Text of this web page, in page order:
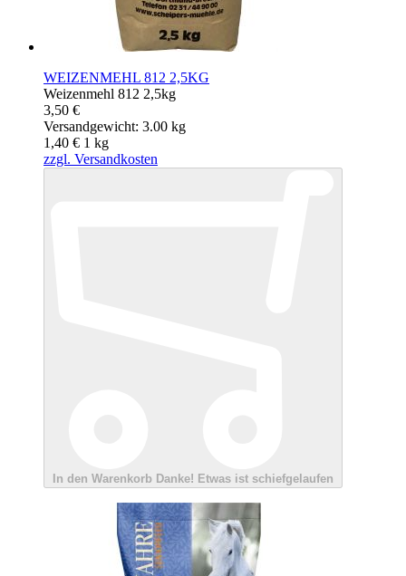
WEIZENMEHL 812 2,5KG
Weizenmehl 812 2,5kg
3,50 €
Versandgewicht: 3.00 kg
1,40 € 1 kg
zzgl. Versandkosten
In den Warenkorb Danke! Etwas ist schiefgelaufen